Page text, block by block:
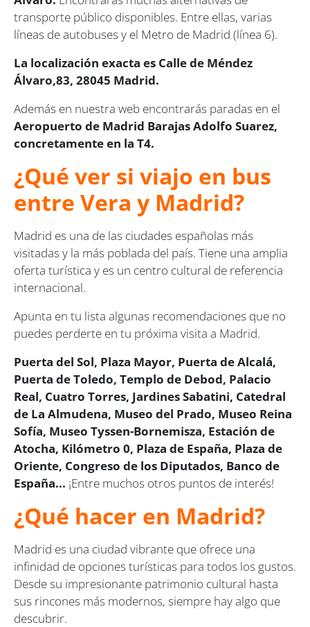
transporte público disponibles. Entre ellas, varias
líneas de autobuses y el Metro de Madrid (línea 6).
La localización exacta es Calle de Méndez
Álvaro,83, 28045 Madrid.
Además en nuestra web encontrarás paradas en el
Aeropuerto de Madrid Barajas Adolfo Suarez,
concretamente en la T4.
¿Qué ver si viajo en bus
entre Vera y Madrid?
Madrid es una de las ciudades españolas más
visitadas y la más poblada del país. Tiene una amplia
oferta turística y es un centro cultural de referencia
internacional.
Apunta en tu lista algunas recomendaciones que no
puedes perderte en tu próxima visita a Madrid.
Puerta del Sol, Plaza Mayor, Puerta de Alcalá,
Puerta de Toledo, Templo de Debod, Palacio
Real, Cuatro Torres, Jardines Sabatini, Catedral
de La Almudena, Museo del Prado, Museo Reina
Sofía, Museo Tyssen-Bornemisza, Estación de
Atocha, Kilómetro 0, Plaza de España, Plaza de
Oriente, Congreso de los Diputados, Banco de
España... ¡Entre muchos otros puntos de interés!
¿Qué hacer en Madrid?
Madrid es una ciudad vibrante que ofrece una
infinidad de opciones turísticas para todos los gustos.
Desde su impresionante patrimonio cultural hasta
sus rincones más modernos, siempre hay algo que
descubrir.